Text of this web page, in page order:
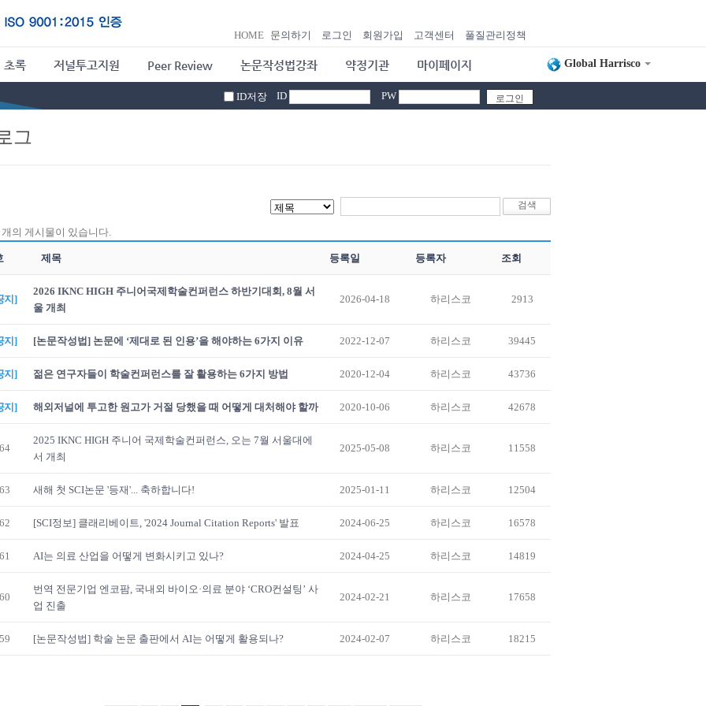
Global Harrisco
HOME 문의하기 로그인 회원가입 고객센터 풀질관리정책
초록 저널투고지원 Peer Review 논문작성법강좌 약정기관 마이페이지
ID저장 ID PW
그
의 게시물이 있습니다.
제목 등록일 등록자 조회
지]
2026 IKNC HIGH 주니어국제학술컨퍼런스 하반기대회, 8월 서
울 개최
2026-04-18 하리스코 2913
지] [논문작성법] 논문에 ‘제대로 된 인용’을 해야하는 6가지 이유 2022-12-07 하리스코 39445
지] 젊은 연구자들이 학술컨퍼런스를 잘 활용하는 6가지 방법 2020-12-04 하리스코 43736
지] 해외저널에 투고한 원고가 거절 당했을 때 어떻게 대처해야 할까 2020-10-06 하리스코 42678
2025 IKNC HIGH 주니어 국제학술컨퍼런스, 오는 7월 서울대에
서 개최
2025-05-08 하리스코 11558
새해 첫 SCI논문 '등재'... 축하합니다! 2025-01-11 하리스코 12504
[SCI정보] 클래리베이트, '2024 Journal Citation Reports' 발표 2024-06-25 하리스코 16578
AI는 의료 산업을 어떻게 변화시키고 있나? 2024-04-25 하리스코 14819
번역 전문기업 엔코팜, 국내외 바이오·의료 분야 ‘CRO컨설팅’ 사
업 진출
2024-02-21 하리스코 17658
[논문작성법] 학술 논문 출판에서 AI는 어떻게 활용되나? 2024-02-07 하리스코 18215